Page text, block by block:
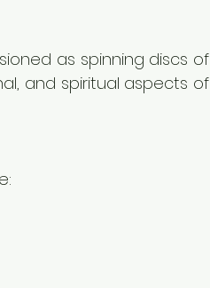
as spinning discs of
and spiritual aspects of